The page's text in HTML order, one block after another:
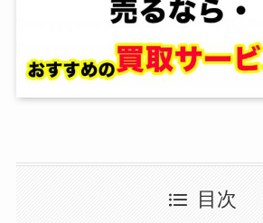
目次